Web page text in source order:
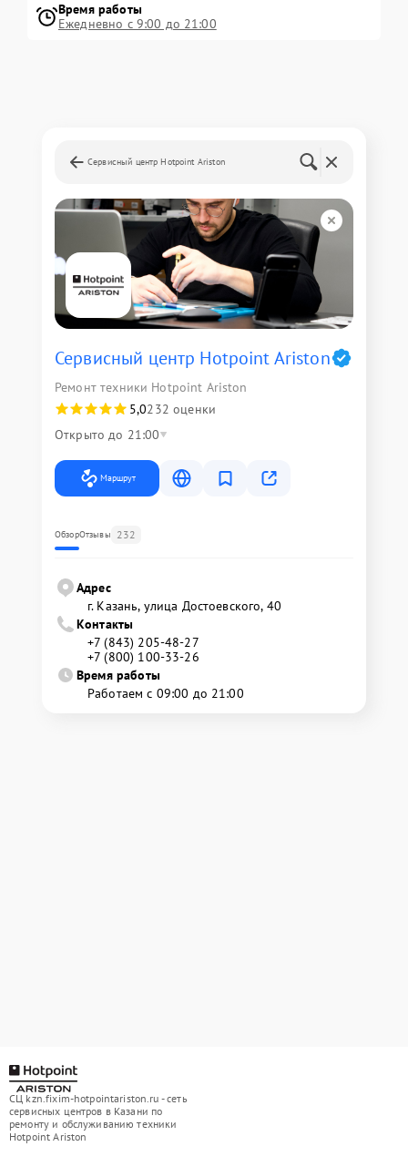
Время работы
Ежедневно с 9:00 до 21:00
Сервисный центр Hotpoint Ariston
Сервисный центр Hotpoint Ariston
Ремонт техники Hotpoint Ariston
5,0232 оценки
Открыто до 21:00
Маршрут
ОбзорОтзывы 232
Адрес
г. Казань, улица Достоевского, 40
Контакты
+7 (843) 205-48-27
+7 (800) 100-33-26
Время работы
Работаем с 09:00 до 21:00
СЦ kzn.fixim-hotpointariston.ru - сеть
сервисных центров в Казани по
ремонту и обслуживанию техники
Hotpoint Ariston